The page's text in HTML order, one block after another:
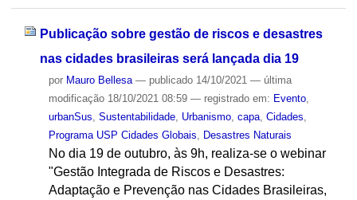
Publicação sobre gestão de riscos e desastres
nas cidades brasileiras será lançada dia 19
por Mauro Bellesa — publicado14/10/2021 — última
modificação18/10/2021 08:59 — registrado em: Evento,
urbanSus Sustentabilidade, Urbanismo, capa, Cidades
Programa USP Cidades Globais
Desastres Naturais
No dia 19 de outubro, às 9h, realiza-se o webinar
"Gestão Integrada de Riscos e Desastres:
Adaptação e Prevenção nas Cidades Brasileiras,